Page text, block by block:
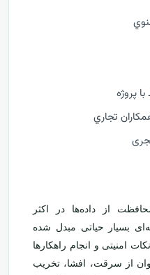
پروژه
تجاري
از داده‌ها در اکثر
بسیار حیاتی مبدل شده
امنیتی و انجام راهکارها
از سرقت، افشا، تخریب